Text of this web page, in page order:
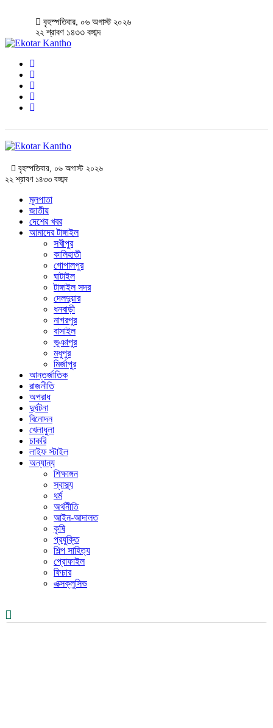
বৃহস্পতিবার, ০৬ অগাস্ট ২০২৬
২২ শ্রাবণ ১৪৩৩ বঙ্গাব্দ
বৃহস্পতিবার, ০৬ অগাস্ট ২০২৬
২২ শ্রাবণ ১৪৩৩ বঙ্গাব্দ
মূলপাতা
জাতীয়
দেশের খবর
আমাদের টাঙ্গাইল
সখীপুর
কালিহাতী
গোপালপুর
ঘাটাইল
টাঙ্গাইল সদর
দেলদুয়ার
ধনবাড়ী
নাগরপুর
বাসাইল
ভূঞাপুর
মধুপুর
মির্জাপুর
আন্তর্জাতিক
রাজনীতি
অপরাধ
দুর্ঘটনা
বিনোদন
খেলাধুলা
চাকরি
লাইফ স্টাইল
অন্যান্য
শিক্ষাঙ্গন
স্বাস্থ্য
ধর্ম
অর্থনীতি
আইন-আদালত
কৃষি
প্রযুক্তি
শিল্প সাহিত্য
প্রোফাইল
ফিচার
এক্সক্লুসিভ